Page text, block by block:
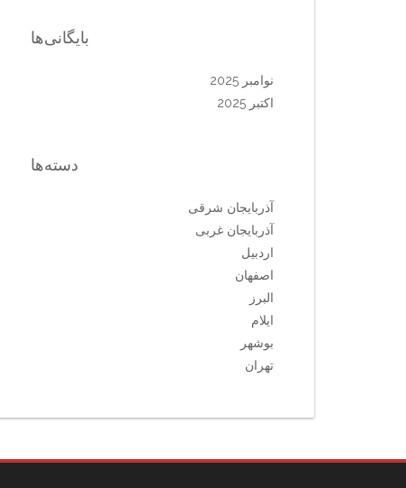
بایگانی‌ها
نوامبر 2025
اکتبر 2025
دسته‌ها
آذربایجان شرقی
آذربایجان غربی
اردبیل
اصفهان
البرز
ایلام
بوشهر
تهران